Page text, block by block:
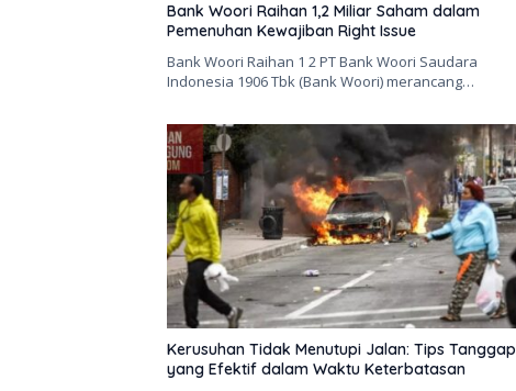
Bank Woori Raihan 1,2 Miliar Saham dalam
Pemenuhan Kewajiban Right Issue
Bank Woori Raihan 1 2 PT Bank Woori Saudara
Indonesia 1906 Tbk (Bank Woori) merancang…
Kerusuhan Tidak Menutupi Jalan: Tips Tanggap
yang Efektif dalam Waktu Keterbatasan